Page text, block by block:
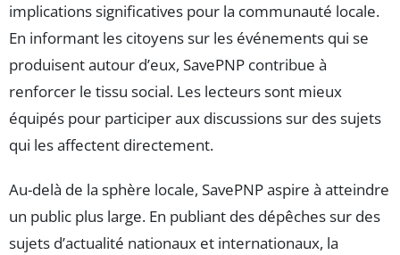
implications significatives pour la communauté locale.
En informant les citoyens sur les événements qui se
produisent autour d’eux, SavePNP contribue à
renforcer le tissu social. Les lecteurs sont mieux
équipés pour participer aux discussions sur des sujets
qui les affectent directement.
Au-delà de la sphère locale, SavePNP aspire à atteindre
un public plus large. En publiant des dépêches sur des
sujets d’actualité nationaux et internationaux, la